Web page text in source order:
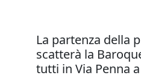
La partenza della
scatterà la
tutti in Via Penna